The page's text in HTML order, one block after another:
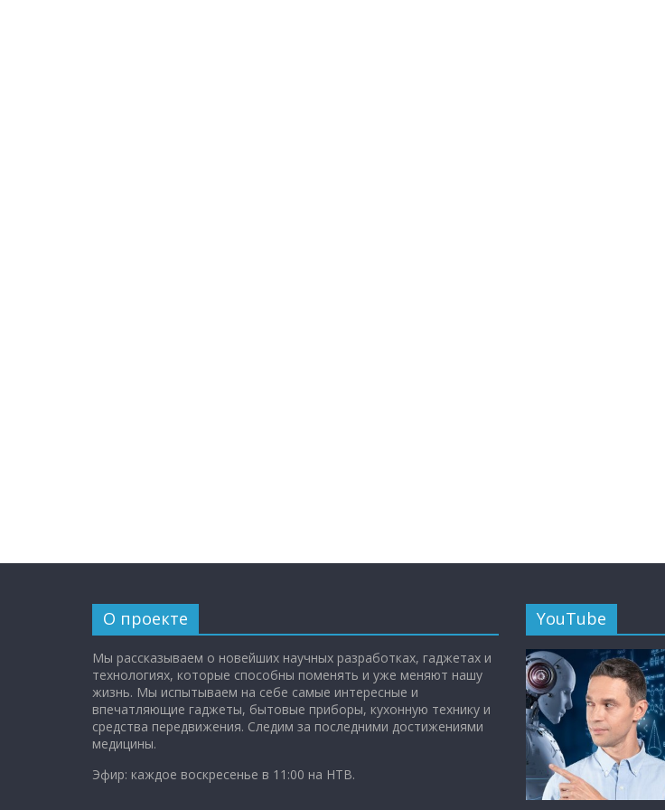
О проекте
Мы рассказываем о новейших научных разработках, гаджетах и
технологиях, которые способны поменять и уже меняют нашу
жизнь. Мы испытываем на себе самые интересные и
впечатляющие гаджеты, бытовые приборы, кухонную технику и
средства передвижения. Следим за последними достижениями
медицины.
Эфир: каждое воскресенье в 11:00 на НТВ.
YouTube